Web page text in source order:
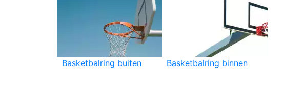
Basketbalring buiten Basketbalring binnen